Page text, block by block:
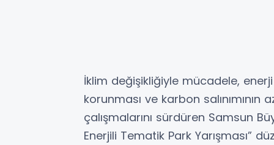
İklim değişikliğiyle mücadele,
korunması ve karbon
çalışmalarını sürdüren Samsun
Enerjili Tematik Park Yarışması”